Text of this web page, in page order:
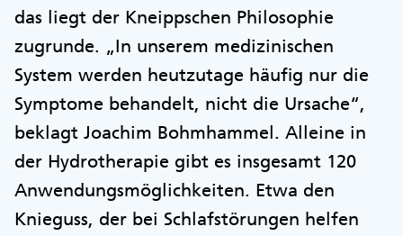
das liegt der Kneippschen Philosophie
zugrunde. „In unserem medizinischen
System werden heutzutage häufig nur die
Symptome behandelt, nicht die Ursache“,
beklagt Joachim Bohmhammel. Alleine in
der Hydrotherapie gibt es insgesamt 120
Anwendungsmöglichkeiten. Etwa den
Knieguss, der bei Schlafstörungen helfen